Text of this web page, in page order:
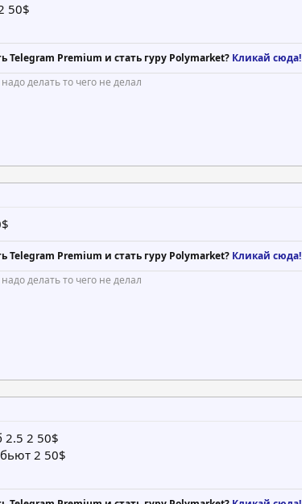
50$
Telegram Premium и стать гуру Polymarket? Кликай сюда!
делать то чего не делал
Telegram Premium и стать гуру Polymarket? Кликай сюда!
делать то чего не делал
2.5 2 50$
2 50$